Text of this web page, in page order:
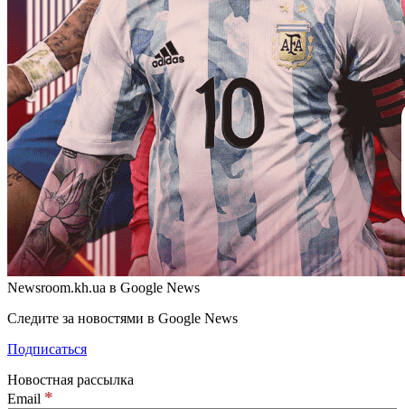
Newsroom.kh.ua в Google News
Следите за новостями в Google News
Подписаться
Новостная рассылка
Email *